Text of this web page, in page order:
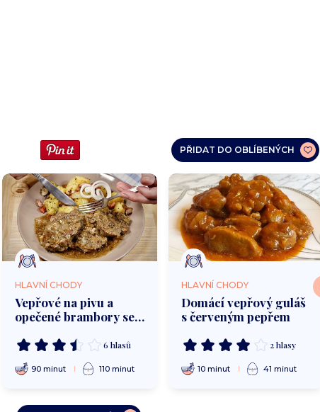
PŘIDAT DO OBLÍBENÝCH
HLAVNÍ CHODY
Vepřové na pivu a
opečené brambory se
6 hlasů
90 minut 110 minut
HLAVNÍ CHODY
Domácí vepřový guláš
s červeným pepřem
2 hlasy
10 minut 41 minut